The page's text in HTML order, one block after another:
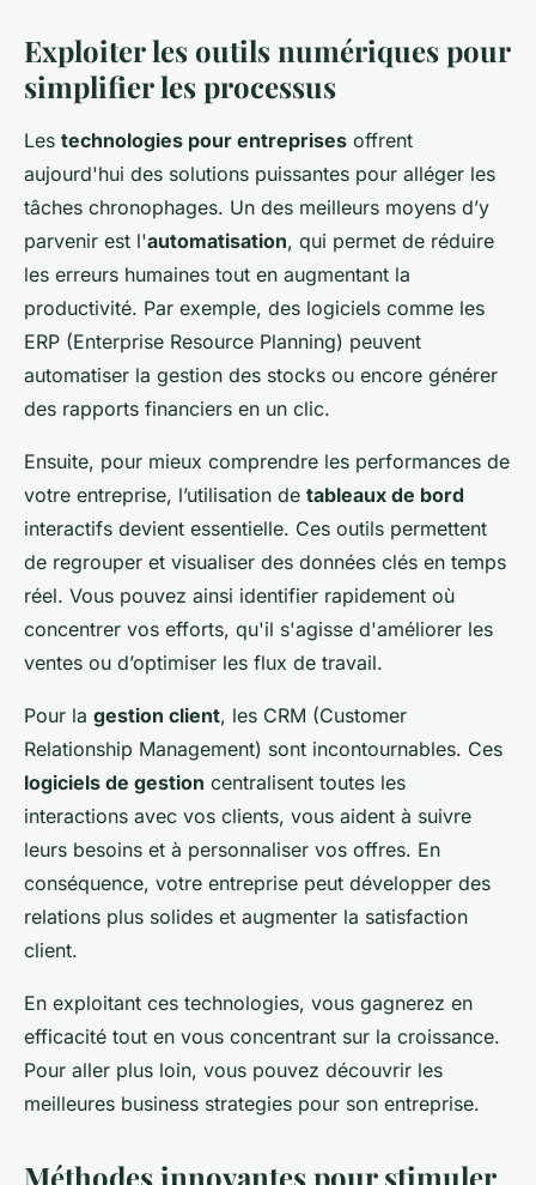
Exploiter les outils numériques pour
simplifier les processus
Les technologies pour entreprises offrent
aujourd'hui des solutions puissantes pour alléger les
tâches chronophages. Un des meilleurs moyens d’y
parvenir est l'automatisation, qui permet de réduire
les erreurs humaines tout en augmentant la
productivité. Par exemple, des logiciels comme les
ERP (Enterprise Resource Planning) peuvent
automatiser la gestion des stocks ou encore générer
des rapports financiers en un clic.
Ensuite, pour mieux comprendre les performances de
votre entreprise, l’utilisation de tableaux de bord
interactifs devient essentielle. Ces outils permettent
de regrouper et visualiser des données clés en temps
réel. Vous pouvez ainsi identifier rapidement où
concentrer vos efforts, qu'il s'agisse d'améliorer les
ventes ou d’optimiser les flux de travail.
Pour la gestion client, les CRM (Customer
Relationship Management) sont incontournables. Ces
logiciels de gestion centralisent toutes les
interactions avec vos clients, vous aident à suivre
leurs besoins et à personnaliser vos offres. En
conséquence, votre entreprise peut développer des
relations plus solides et augmenter la satisfaction
client.
En exploitant ces technologies, vous gagnerez en
efficacité tout en vous concentrant sur la croissance.
Pour aller plus loin, vous pouvez découvrir les
meilleures business strategies pour son entreprise.
Méthodes innovantes pour stimuler